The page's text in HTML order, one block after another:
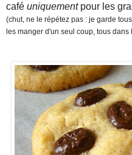
café uniquementpour les
(chut, ne le répétez pas : je garde
les manger d'un seul coup, tous